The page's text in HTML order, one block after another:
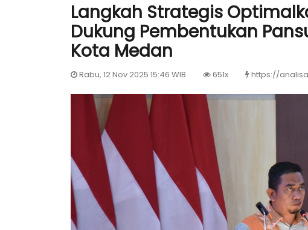
Langkah Strategis
Dukung Pembentukan
Kota Medan
Rabu, 12 Nov 2025 15:46 WIB 651x https://